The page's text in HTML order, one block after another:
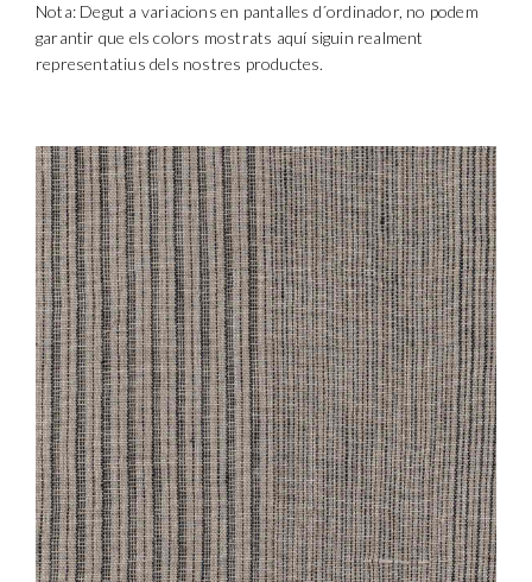
Nota: Degut a variacions en pantalles d´ordinador, no podem
garantir que els colors mostrats aquí siguin realment
representatius dels nostres productes.